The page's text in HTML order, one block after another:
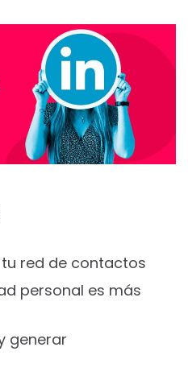
red de contactos
personal es más
generar